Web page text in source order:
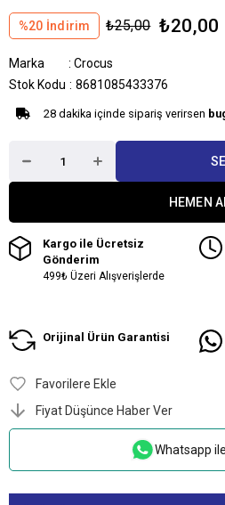
%20 İndirim ₺25,00 ₺20,00
Marka : Crocus
Stok Kodu
8681085433376
28 dakika içinde sipariş verirsen
Kargo ile Ücretsiz
Gönderim
499₺ Üzeri Alışverişlerde
Orijinal Ürün Garantisi
Favorilere Ekle
Fiyat Düşünce Haber Ver
Whatsapp